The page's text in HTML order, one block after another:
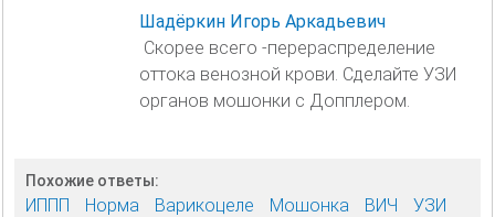
Шадёркин Игорь Аркадьевич
Скорее всего -перераспределение
оттока венозной крови. Сделайте УЗИ
органов мошонки с Допплером.
Похожие ответы:
ИППП Норма Варикоцеле Мошонка ВИЧ
УЗИ